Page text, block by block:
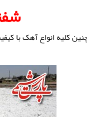
کلیه انواع آهک با